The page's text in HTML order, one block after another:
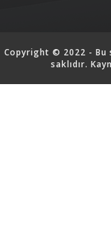
Copyright © 2022 - Bu
saklıdır.